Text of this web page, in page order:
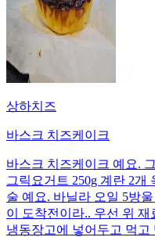
상하치즈
바스크 치즈케이크
바스크 치즈케이크 예요.
그릭요거트 250g 계란 2개
술 예요. 바닐라 오일 5방
이 도착전이라.. 우선 위
냉동장고에 넣어두고 먹